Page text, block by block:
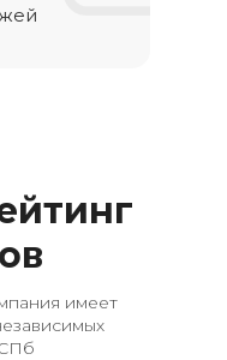
имеет